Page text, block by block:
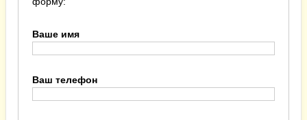
Ваше имя
Ваш телефон